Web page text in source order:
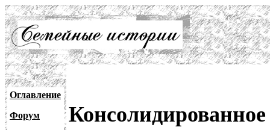
Оглавление
Форум